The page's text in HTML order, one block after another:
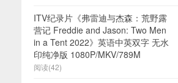
ITV纪录片《弗雷迪与杰森：荒野露
营记 Freddie and Jason: Two Men
in a Tent 2022》英语中英双字 无水
印纯净版 1080P/MKV/789M
阅读(42)